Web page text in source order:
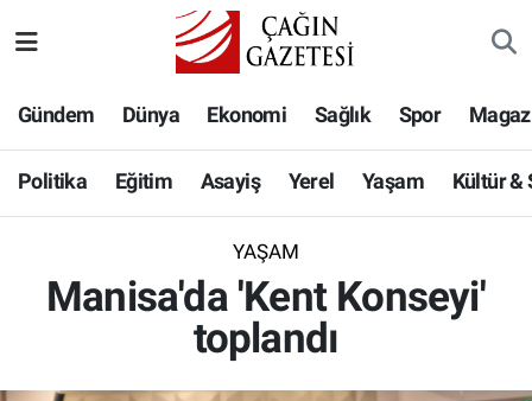
Gündem Dünya Ekonomi Sağlık Spor
Politika Eğitim Asayiş Yerel Yaşam Kültür &
YAŞAM
Manisa'da 'Kent Konseyi'
toplandı
Eğitim
Asayiş
Kültür & Sanat
Hava Durumu
Namaz Vakitleri
Süper Lig Puan Durumu ve Fikstür
Tüm Manşetler